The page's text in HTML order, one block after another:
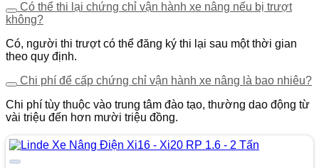
Có thể thi lại chứng chỉ vận hành xe nâng nếu bị trượt
không?
Có, người thi trượt có thể đăng ký thi lại sau một thời gian
theo quy định.
Chi phí để cấp chứng chỉ vận hành xe nâng là bao nhiêu?
Chi phí tùy thuộc vào trung tâm đào tạo, thường dao động từ
vài triệu đến hơn mười triệu đồng.